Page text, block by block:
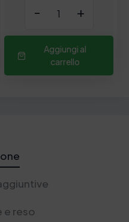
- +
Aggiungi al
carrello
e reso